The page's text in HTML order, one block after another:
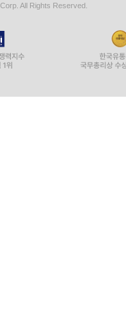
All Rights Reserved.